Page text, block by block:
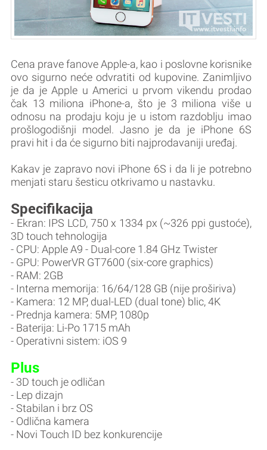
Cena prave fanove Apple-a, kao i poslovne korisnike
ovo sigurno neće odvratiti od kupovine. Zanimljivo
je da je Apple u Americi u prvom vikendu prodao
čak 13 miliona iPhone-a, što je 3 miliona više u
odnosu na prodaju koju je u istom razdoblju imao
prošlogodišnji model. Jasno je da je iPhone 6S
pravi hit i da će sigurno biti najprodavaniji uređaj.
Kakav je zapravo novi iPhone 6S i da li je potrebno
menjati staru šesticu otkrivamo u nastavku.
Specifikacija
- Ekran: IPS LCD, 750 x 1334 px (~326 ppi gustoće),
3D touch tehnologija
- CPU: Apple A9 - Dual-core 1.84 GHz Twister
- GPU: PowerVR GT7600 (six-core graphics)
- RAM: 2GB
- Interna memorija: 16/64/128 GB (nije proširiva)
- Kamera: 12 MP, dual-LED (dual tone) blic, 4K
- Prednja kamera: 5MP, 1080p
- Baterija: Li-Po 1715 mAh
- Operativni sistem: iOS 9
Plus
- 3D touch je odličan
- Lep dizajn
- Stabilan i brz OS
- Odlična kamera
- Novi Touch ID bez konkurencije